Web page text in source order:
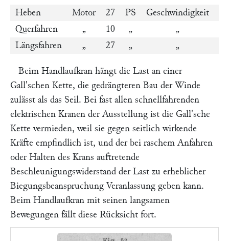
Heben Motor 27 PS Geschwindigkeit
Querfahren
„ 10 „ „
Längsfahren
„ 27 „ „
Beim Handlaufkran hängt die Last an einer
Gall'schen Kette, die gedrängteren Bau der Winde
zulässt als das Seil. Bei fast allen schnellfahrenden
elektrischen Kranen der Ausstellung ist die Gall'sche
Kette vermieden, weil sie gegen seitlich wirkende
Kräfte empfindlich ist, und der bei raschem Anfahren
oder Halten des Krans auftretende
Beschleunigungswiderstand der Last zu erheblicher
Biegungsbeanspruchung Veranlassung geben kann.
Beim Handlaufkran mit seinen langsamen
Bewegungen fällt diese Rücksicht fort.